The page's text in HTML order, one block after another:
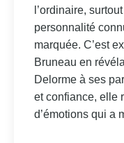
l’ordinaire,
personnalité
marquée. C’est
Bruneau en
Delorme à ses
et confiance, elle
d’émotions qui a